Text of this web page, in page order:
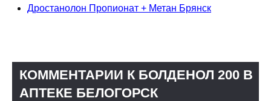
Дростанолон Пропионат + Метан Брянск
КОММЕНТАРИИ К БОЛДЕНОЛ 200 В
АПТЕКЕ БЕЛОГОРСК